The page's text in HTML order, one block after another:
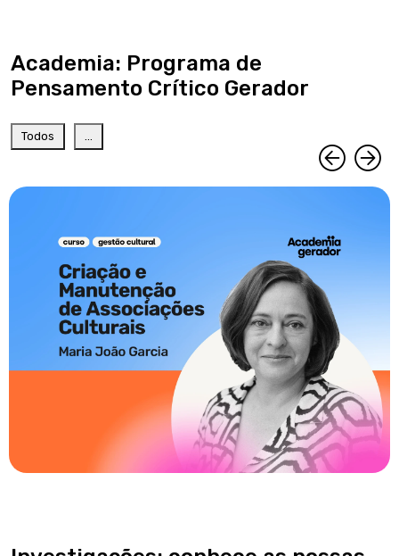
Academia: Programa de
Pensamento Crítico Gerador
Todos